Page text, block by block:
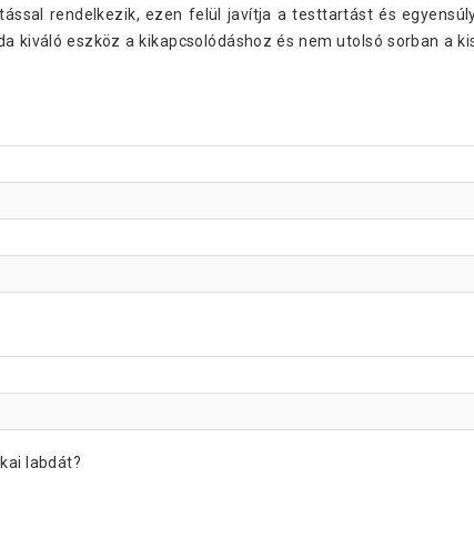
rendelkezik, ezen felül javítja a testtartást és
kiváló eszköz a kikapcsolódáshoz és nem utolsó sorban a
labdát?